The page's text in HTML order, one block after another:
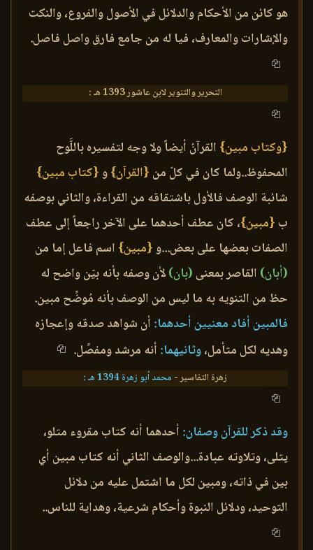
هو كائن من الأحكام والدلائل في الأصول والفروع، والنكت
والإشارات والمعارف، فيا له من جامع فارق واصل فاصل.
التحرير والتنوير لابن عاشور 1393 هـ :
{وكتاب مبين} القرآنُ أيضاً ولا وجه لتفسيره باللَّوح
المحفوظ..ولما كان في كلّ من {القرآن}و{كتاب مبين}
شائبة الوصف فالأول باشتقاقه من القراءة، والثاني بوصفه
ب {مبين}، كان عطف أحدهما على الآخر راجعاً إلى عطف
الصفات بعضها على بعض...و{مبين} اسم فاعل إما من
(أبان) القاصر بمعنى (بان)لأن وصفه بأنه بيّن واضح له
حظ من التنويه به ما ليس من الوصف بأنه مُوضِّح مبين.
فالمبين أفاد معنيين أحدهما: أن شواهد صدقه وإعجازه
وهديه لكل متأمل،وثانيهما: أنه مرشد ومفصِّل.
زهرة التفاسير - محمد أبو زهرة 1394 هـ :
وقد ذكر للقرآن وصفان: أحدهما أنه كتاب مقروء متلو،
يتلى، وتلاوته عبادة...والوصف الثاني أنه كتاب مبين أي
بين في ذاته، ومبين لكل ما اشتمل عليه من دلائل
التوحيد، ودلائل النبوة وأحكام شرعية، وهداية للناس..